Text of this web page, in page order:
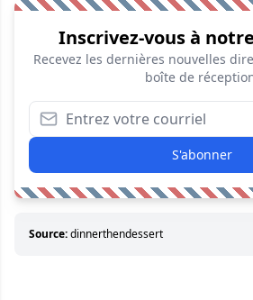
Inscrivez-vous à
Recevez les dernières nouvelles
boîte de
S'abonner
Source:dinnerthendessert